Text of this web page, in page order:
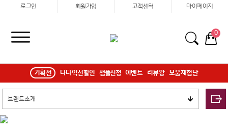
로그인 회원가입 고객센터 마이페이지
0
기획전 다다익선할인 샘플신청 이벤트 리뷰왕 모움체험단